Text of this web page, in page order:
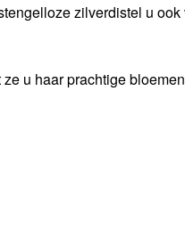
zilverdistel u ook
u haar prachtige